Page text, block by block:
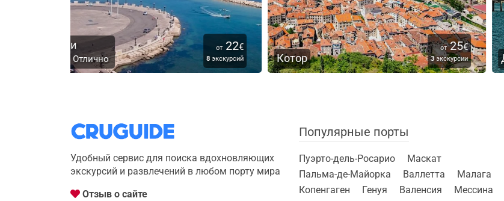
Котор
25€
3 экскурсии Дуррес
от60€
2экскурсии
Удобный сервис для поиска вдохновляющих
экскурсий и развлечений в любом порту мира
Отзыв о сайте
Популярные порты
Пуэрто-дель-Росарио
Маскат
Пальма-де-Майорка
Валлетта
Малага
Копенгаген
Генуя Валенсия
Мессина